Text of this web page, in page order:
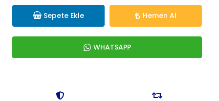
Sepete Ekle Hemen Al
WHATSAPP